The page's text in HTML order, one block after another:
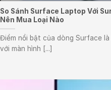
So Sánh Surface Laptop Với
Nên Mua Loại Nào
Điểm nổi bật của dòng Surface
với màn hình [...]